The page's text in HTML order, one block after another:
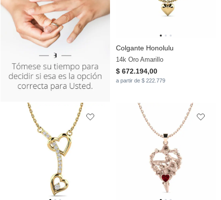
Colgante Honolulu
14k Oro Amarillo
$ 672.194,00
a partir de $ 222.779